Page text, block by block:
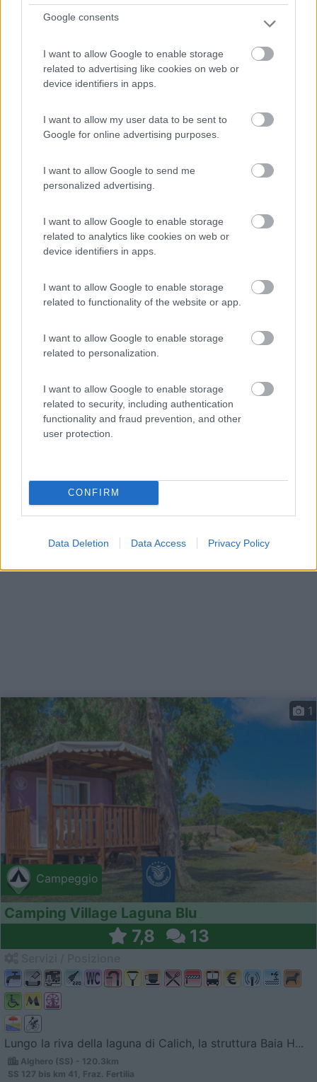
Google consents
I want to allow Google to enable storage
related to advertising like cookies on web or
device identifiers in apps.
I want to allow my user data to be sent to
Google for online advertising purposes.
I want to allow Google to send me
personalized advertising.
I want to allow Google to enable storage
related to analytics like cookies on web or
device identifiers in apps.
I want to allow Google to enable storage
related to functionality of the website or app.
I want to allow Google to enable storage
related to personalization.
I want to allow Google to enable storage
related to security, including authentication
functionality and fraud prevention, and other
user protection.
CONFIRM
Data Deletion Data Access Privacy Policy
campeggi...
Strada Comunale Sa Marina
Campeggio
Camping Villaggio L'Ultima Spiaggia
7,2
Barisardo (OG) - 90.3km
Località Planargia
Campeggio
1
Camping Village Laguna Blu
7,8 13
Lungo la riva della laguna di Calich, la struttura Baia H...
Alghero (SS) - 120.3km
SS 127 bis km 41, Fraz. Fertilia